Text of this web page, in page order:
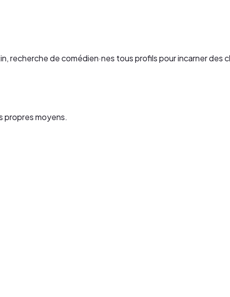
recherche de comédien·nes tous profils pour incarner
propres moyens.